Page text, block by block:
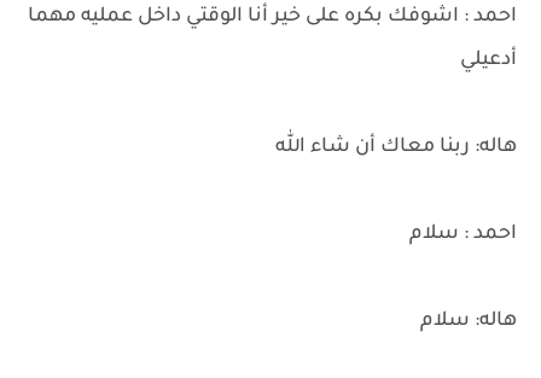
احمد : اشوفك بكره على خير أنا الوقتي داخل عمليه مهما
أدعيلي
هاله: ربنا معاك أن شاء الله
احمد : سلام
هاله: سلام